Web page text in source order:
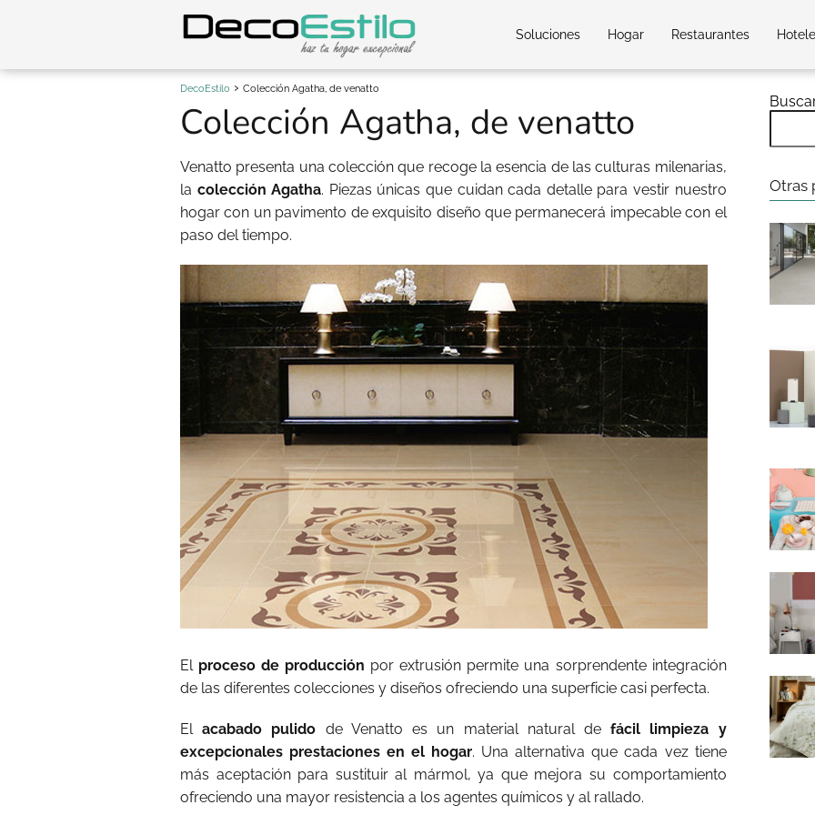
Soluciones Hogar Restaurantes
DecoEstilo Colección Agatha, de venatto
Colección Agatha, de venatto
Venatto presenta una colección que recoge la esencia de las culturas milenarias,
la colección Agatha. Piezas únicas que cuidan cada detalle para vestir nuestro
hogar con un pavimento de exquisito diseño que permanecerá impecable con el
paso del tiempo.
El proceso de producción por extrusión permite una sorprendente integración
de las diferentes colecciones y diseños ofreciendo una superficie casi perfecta.
Elacabado pulido de Venatto es un material natural defácil limpieza y
excepcionales prestaciones en el hogar. Una alternativa que cada vez tiene
más aceptación para sustituir al mármol, ya que mejora su comportamiento
ofreciendo una mayor resistencia a los agentes químicos y al rallado.
Otras